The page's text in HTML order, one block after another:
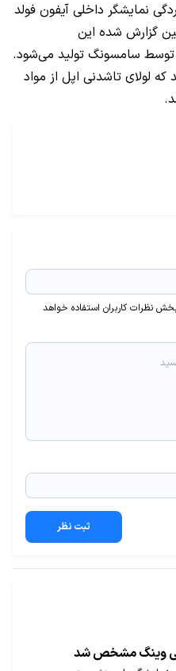
نمایشگر داخلی آیفون فولد
گزارش شده این
سامسونگ تولید می‌شود.
که لولای تاشدنی اپل از مواد
نظرات کاربران استفاده خواهد
ثبت نظر
وینگ مشخص شد